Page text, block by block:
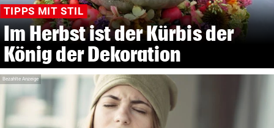
TIPPS MIT STIL
Im Herbst ist der Kürbis der
König der Dekoration
Bezahlte Anzeige